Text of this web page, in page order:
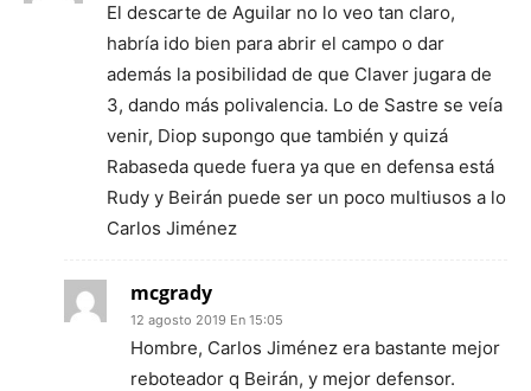
El descarte de Aguilar no lo veo tan claro,
habría ido bien para abrir el campo o dar
además la posibilidad de que Claver jugara de
3, dando más polivalencia. Lo de Sastre se veía
venir, Diop supongo que también y quizá
Rabaseda quede fuera ya que en defensa está
Rudy y Beirán puede ser un poco multiusos a lo
Carlos Jiménez
mcgrady
12 agosto 2019 En 15:05
Hombre, Carlos Jiménez era bastante mejor
reboteador q Beirán, y mejor defensor.